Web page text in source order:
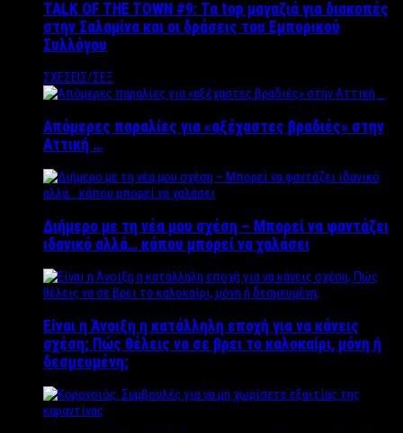
TALK OF THE TOWN #9: Τα top μαγαζιά για διακοπές
στην Σαλαμίνα και οι δράσεις του Εμπορικού
Συλλόγου
ΣΧΕΣΕΙΣ/ΣΕΞ
Απόμερες παραλίες για «αξέχαστες βραδιές» στην
Αττική …
Διήμερο με τη νέα μου σχέση – Μπορεί να φαντάζει
ιδανικό αλλά… κάπου μπορεί να χαλάσει
Είναι η Άνοιξη η κατάλληλη εποχή για να κάνεις
σχέση; Πώς θέλεις να σε βρει το καλοκαίρι, μόνη ή
δεσμευμένη;